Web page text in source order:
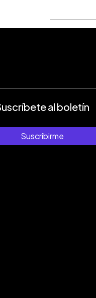
al boletín
Suscribirme